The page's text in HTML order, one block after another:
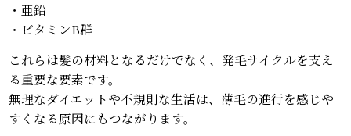
・亜鉛
・ビタミンB群
これらは髪の材料となるだけでなく、発毛サイクルを支え
る重要な要素です。
無理なダイエットや不規則な生活は、薄毛の進行を感じや
すくなる原因にもつながります。